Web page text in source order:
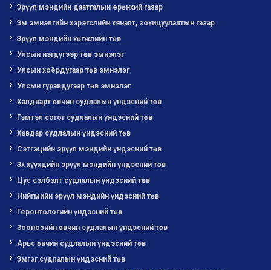
Эрүүл мэндийн даатгалын ерөнхий газар
Эм эмнэлгийн хэрэгслийн хяналт, зохицуулалтын газар
Эрүүл мэндийн хөгжлийн төв
Улсын нэгдүгээр төв эмнэлэг
Улсын хоёрдугаар төв эмнэлэг
Улсын гуравдугаар төв эмнэлэг
Халдварт өвчин судлалын үндэсний төв
Гэмтэл согог судлалын үндэсний төв
Хавдар судлалын үндэсний төв
Сэтгэцийн эрүүл мэндийн үндэсний төв
Эх хүүхдийн эрүүл мэндийн үндэсний төв
Цус сэлбэлт судлалын үндэсний төв
Нийгмийн эрүүл мэндийн үндэсний төв
Геронтологийн үндэсний төв
Зоонозийн өвчин судлалын үндэсний төв
Арьс өвчин судлалын үндэсний төв
Эмгэг судлалын үндэсний төв